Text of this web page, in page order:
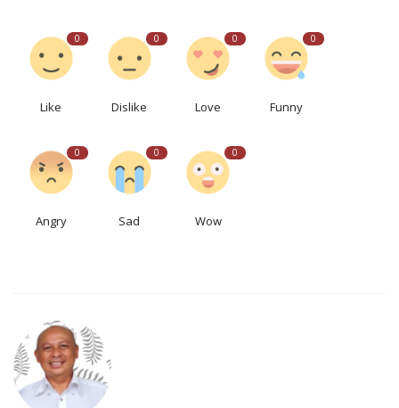
0
Like
0
Dislike
0
Love
0
Funny
0
Angry
0
Sad
0
Wow